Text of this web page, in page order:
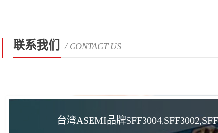
联系我们 / CONTACT US
台湾ASEMI品牌